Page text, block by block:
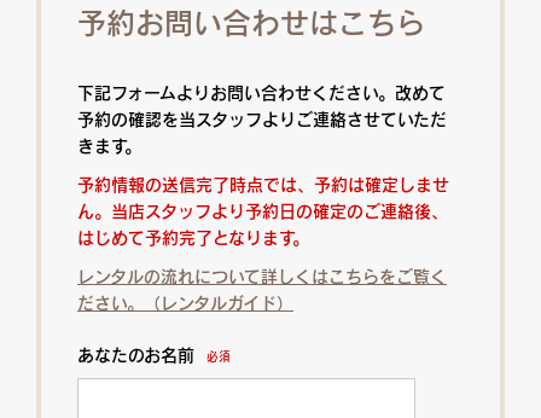
予約お問い合わせはこちら
下記フォームよりお問い合わせください。改めて
予約の確認を当スタッフよりご連絡させていただ
きます。
予約情報の送信完了時点では、予約は確定しませ
ん。当店スタッフより予約日の確定のご連絡後、
はじめて予約完了となります。
レンタルの流れについて詳しくはこちらをご覧く
ださい。（レンタルガイド）
あなたのお名前 必須